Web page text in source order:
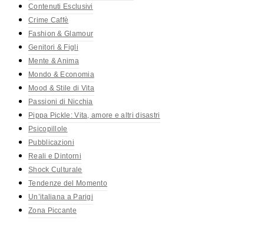
Contenuti Esclusivi
Crime Caffè
Fashion & Glamour
Genitori & Figli
Mente & Anima
Mondo & Economia
Mood & Stile di Vita
Passioni di Nicchia
Pippa Pickle: Vita, amore e altri disastri
Psicopillole
Pubblicazioni
Reali e Dintorni
Shock Culturale
Tendenze del Momento
Un’italiana a Parigi
Zona Piccante